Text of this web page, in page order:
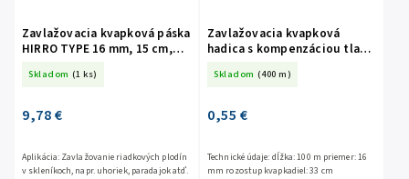
Zavlažovacia kvapková páska
HIRRO TYPE 16 mm, 15 cm,
16081515-0100
Skladom (1 ks)
9,78 €
Aplikácia: Zavlažovanie riadkových plodín
v skleníkoch, napr. uhoriek, paradajok atď.
Zavlažovacia kvapková
hadica s kompenzáciou tlaku
DSWWDPB161130-220100
Skladom (400 m)
0,55 €
Technické údaje: dĺžka: 100 m priemer: 16
mm rozostup kvapkadiel: 33 cm